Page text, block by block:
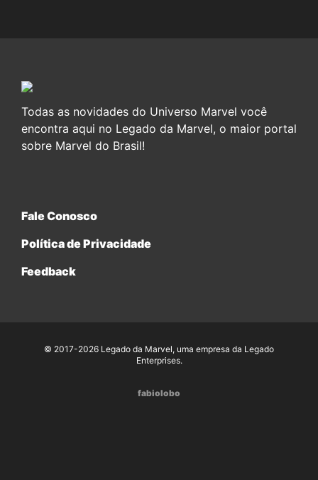
Todas as novidades do Universo Marvel você
encontra aqui no Legado da Marvel, o maior portal
sobre Marvel do Brasil!
Fale Conosco
Política de Privacidade
Feedback
© 2017-2026 Legado da Marvel, uma empresa da Legado
Enterprises.
fabiolobo